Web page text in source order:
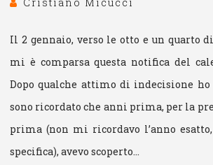
Il 2 gennaio, verso le otto e un quarto
mi è comparsa questa notifica del
Dopo qualche attimo di indecisione ho
sono ricordato che anni prima, per la
prima (non mi ricordavo l’anno
specifica), avevo scoperto…